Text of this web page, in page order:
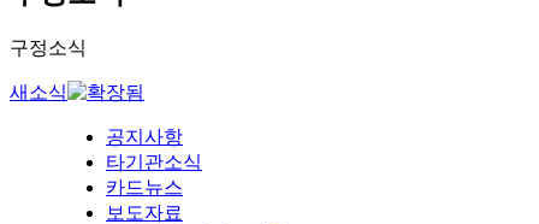
구정소식
새소식
공지사항
타기관소식
카드뉴스
보도자료